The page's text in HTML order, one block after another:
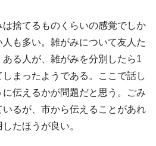
捨てるものくらいの感覚でしか
も多い。雑がみについて友人た
る人が、雑がみを分別したら1
まったようである。ここで話し
伝えるかが問題だと思う。ごみ
るが、市から伝えることがあれ
たほうが良い。